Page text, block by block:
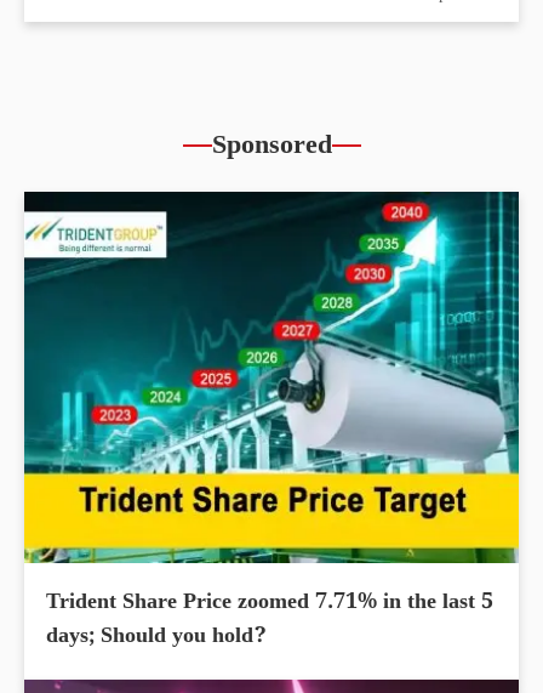
Sponsored
Trident Share Price zoomed 7.71% in the last 5
days; Should you hold?